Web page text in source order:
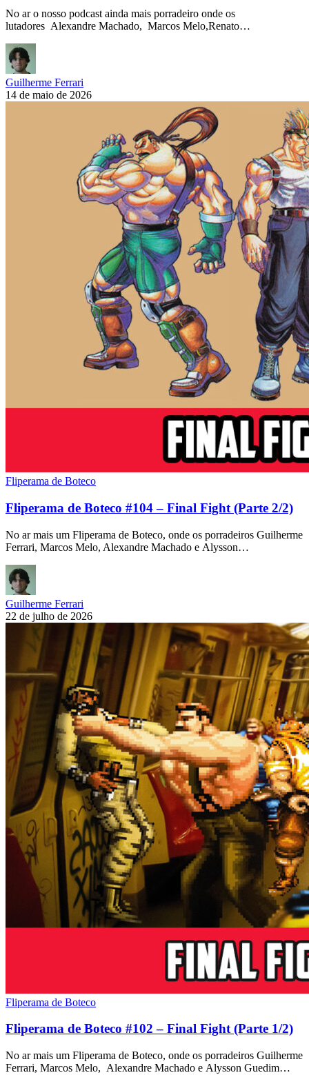
No ar o nosso podcast ainda mais porradeiro onde os
lutadores Alexandre Machado, Marcos Melo,Renato…
Guilherme Ferrari
14 de maio de 2026
Fliperama de Boteco
Fliperama de Boteco #104 – Final Fight (Parte 2/2)
No ar mais um Fliperama de Boteco, onde os porradeiros Guilherme
Ferrari, Marcos Melo, Alexandre Machado e Alysson…
Guilherme Ferrari
22 de julho de 2026
Fliperama de Boteco
Fliperama de Boteco #102 – Final Fight (Parte 1/2)
No ar mais um Fliperama de Boteco, onde os porradeiros Guilherme
Ferrari, Marcos Melo, Alexandre Machado e Alysson Guedim…